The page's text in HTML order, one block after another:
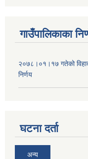
गाउँपालिकाका
२०७८।०१।१७ गतेको
निर्णय
घटना दर्ता
अन्य